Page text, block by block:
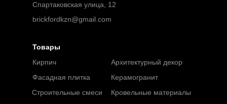
Фасадная плитка
Кирпич Архитектурный декор
Керамогранит
Строительные смеси
Товары
Кровельные материалы
brickfordkzn@gmail.com
Спартаковская улица, 12